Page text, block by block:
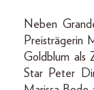
Neben
Preisträgerin
Goldblum als
Star Peter